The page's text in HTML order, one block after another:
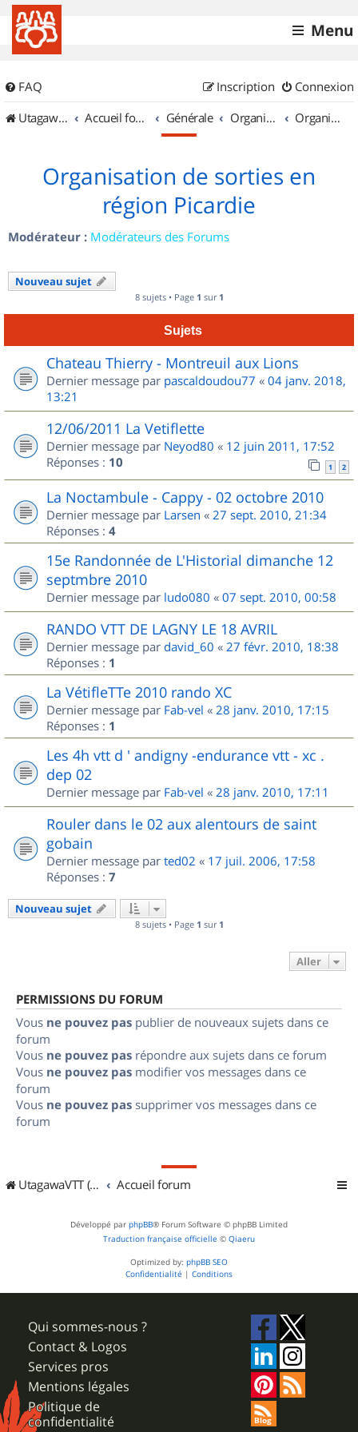
Menu
FAQ Connexion
Inscription
UtagawaVTT (Randos VTT et VTTAE avec traces GPS)
Accueil forum Générale Organisation de sorties & Recherche de partenaires Organisation de sorties en région Picardie
Organisation de sorties en
région Picardie
Modérateur : Modérateurs des Forums
Nouveau sujet
8 sujets • Page 1 sur 1
Sujets
Chateau Thierry - Montreuil aux Lions
Dernier message par pascaldoudou77 « 04 janv. 2018,
13:21
12/06/2011 La Vetiflette
Dernier message par Neyod80 « 12 juin 2011, 17:52
Réponses : 10 1 2
La Noctambule - Cappy - 02 octobre 2010
Dernier message par Larsen « 27 sept. 2010, 21:34
Réponses : 4
15e Randonnée de L'Historial dimanche 12
septmbre 2010
Dernier message par ludo080 « 07 sept. 2010, 00:58
RANDO VTT DE LAGNY LE 18 AVRIL
Dernier message par david_60 « 27 févr. 2010, 18:38
Réponses : 1
La VétifleTTe 2010 rando XC
Dernier message par Fab-vel « 28 janv. 2010, 17:15
Réponses : 1
Les 4h vtt d ' andigny -endurance vtt - xc .
dep 02
Dernier message par Fab-vel « 28 janv. 2010, 17:11
Rouler dans le 02 aux alentours de saint
gobain
Dernier message par ted02 « 17 juil. 2006, 17:58
Réponses : 7
Nouveau sujet
8 sujets • Page 1 sur 1
Aller
PERMISSIONS DU FORUM
Vous ne pouvez pas publier de nouveaux sujets dans ce
forum
Vous ne pouvez pas répondre aux sujets dans ce forum
Vous ne pouvez pas modifier vos messages dans ce
forum
Vous ne pouvez pas supprimer vos messages dans ce
forum
UtagawaVTT (Randos VTT et VTTAE avec traces GPS) Accueil forum
Développé par phpBB® Forum Software © phpBB Limited
Traduction française officielle © Qiaeru
Optimized by: phpBB SEO
Confidentialité | Conditions
Qui sommes-nous ?
Contact & Logos
Services pros
Mentions légales
Politique de
confidentialité